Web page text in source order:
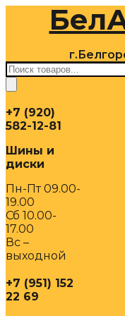
содержимому
Поиск
товаров
+7 (920)
582-12-81
Шины и
диски
Пн-Пт 09.00-
19.00
Сб 10.00-
17.00
Вс –
выходной
+7 (951) 152
22 69